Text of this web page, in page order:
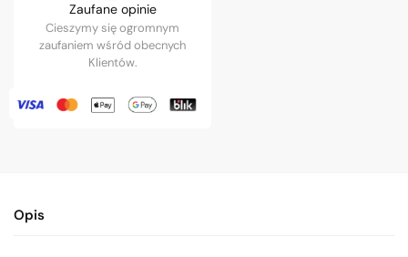
Zaufane opinie
Cieszymy się ogromnym
zaufaniem wśród obecnych
Klientów.
Opis